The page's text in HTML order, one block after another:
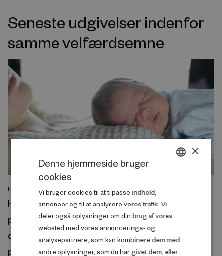
Seneste udgivelser indenfor
samme velfærdsemne
FORSKNINGSRAPPORT
His and/or hers? A cross-national
perspective on the gendered nature of
couples’ employment preconditions for
parenthood
×
Denne hjemmeside bruger
cookies
Vi bruger cookies til at tilpasse indhold,
annoncer og til at analysere vores trafik. Vi
deler også oplysninger om din brug af vores
websted med vores annoncerings- og
analysepartnere, som kan kombinere dem med
andre oplysninger, som du har givet dem, eller